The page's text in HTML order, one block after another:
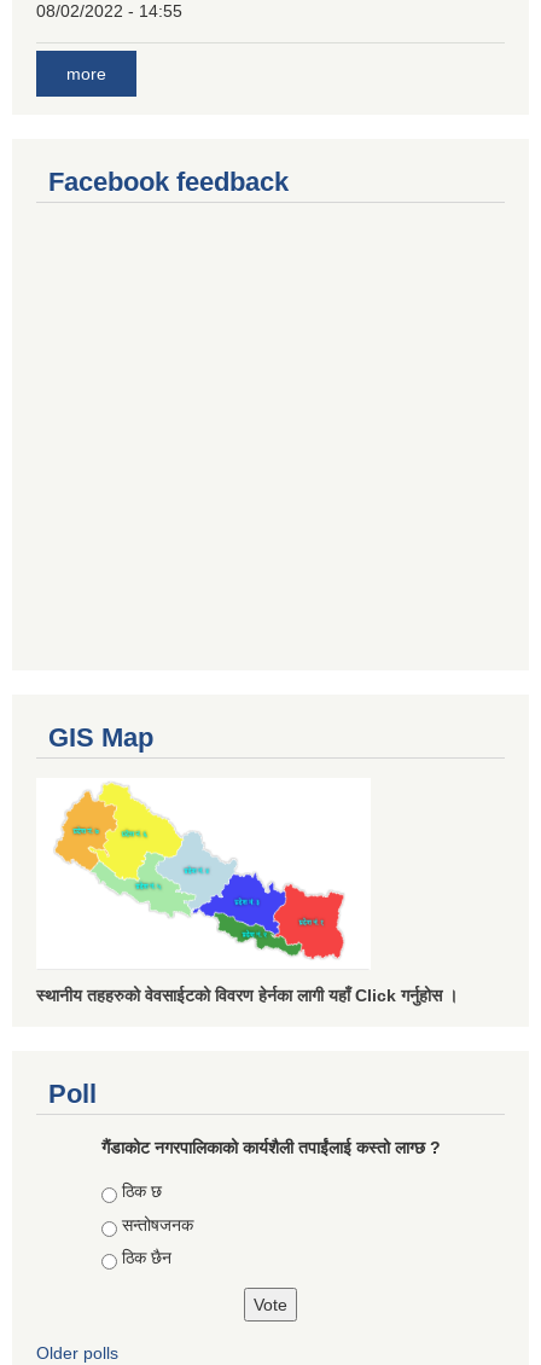
08/02/2022 - 14:55
more
Facebook feedback
GIS Map
स्थानीय तहहरुको वेवसाईटको विवरण हेर्नका लागी यहाँ Click गर्नुहोस ।
Poll
गैंडाकोट नगरपालिकाको कार्यशैली तपाईंलाई कस्तो लाग्छ ?
Choices
ठिक छ
सन्तोषजनक
ठिक छैन
Older polls